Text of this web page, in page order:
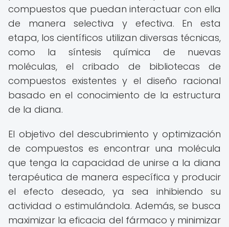
compuestos que puedan interactuar con ella
de manera selectiva y efectiva. En esta
etapa, los científicos utilizan diversas técnicas,
como la síntesis química de nuevas
moléculas, el cribado de bibliotecas de
compuestos existentes y el diseño racional
basado en el conocimiento de la estructura
de la diana.
El objetivo del descubrimiento y optimización
de compuestos es encontrar una molécula
que tenga la capacidad de unirse a la diana
terapéutica de manera específica y producir
el efecto deseado, ya sea inhibiendo su
actividad o estimulándola. Además, se busca
maximizar la eficacia del fármaco y minimizar